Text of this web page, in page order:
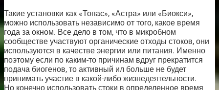
Такие установки как «Топас», «Астра» или «Биокси»,
можно использовать независимо от того, какое время
года за окном. Все дело в том, что в микробном
сообществе участвуют органические отходы стоков, они
используются в качестве энергии или питания. Именно
поэтому если по каким-то причинам вдруг прекратится
подача биогенов, то активный ил больше не будет
принимать участие в какой-либо жизнедеятельности.
Но конечно использовать стоки в определенное время